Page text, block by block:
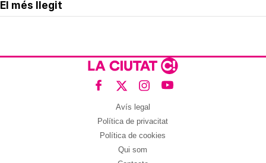
El més llegit
Avís legal
Política de privacitat
Política de cookies
Qui som